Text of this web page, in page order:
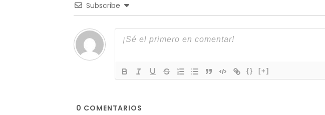
Subscribe
{} [+]
0 COMENTARIOS